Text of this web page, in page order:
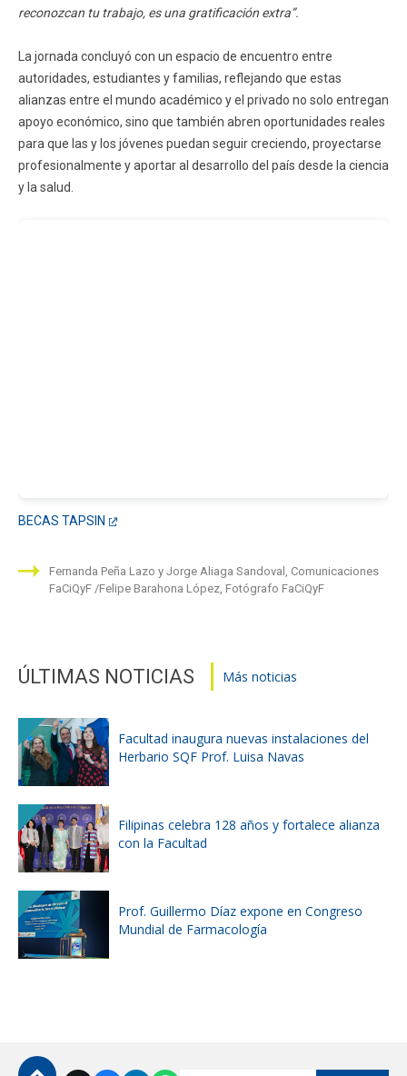
reconozcan tu trabajo, es una gratificación extra”.
La jornada concluyó con un espacio de encuentro entre
autoridades, estudiantes y familias, reflejando que estas
alianzas entre el mundo académico y el privado no solo entregan
apoyo económico, sino que también abren oportunidades reales
para que las y los jóvenes puedan seguir creciendo, proyectarse
profesionalmente y aportar al desarrollo del país desde la ciencia
y la salud.
BECAS TAPSIN
Fernanda Peña Lazo y Jorge Aliaga Sandoval, Comunicaciones
FaCiQyF Felipe Barahona López, Fotógrafo FaCiQyF
ÚLTIMAS NOTICIAS Más noticias
Facultad inaugura nuevas instalaciones del
Herbario SQF Prof. Luisa Navas
Filipinas celebra 128 años y fortalece alianza
con la Facultad
Prof. Guillermo Díaz expone en Congreso
Mundial de Farmacología